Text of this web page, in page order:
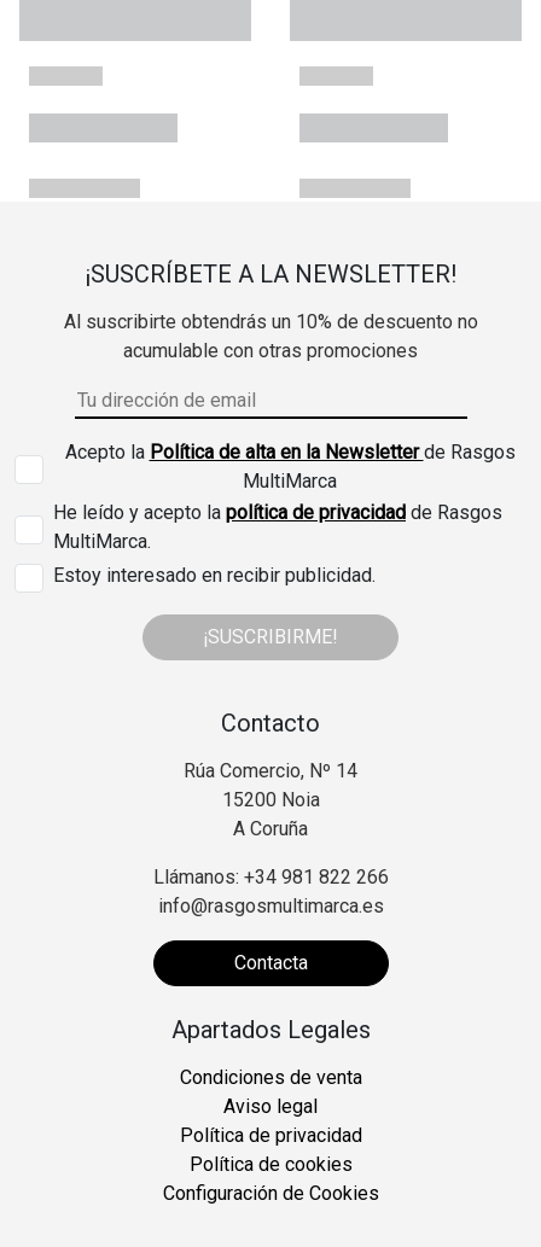
¡SUSCRÍBETE A LA NEWSLETTER!
Al suscribirte obtendrás un 10% de descuento no
acumulable con otras promociones
Acepto la Política de alta en la Newsletterde Rasgos
MultiMarca
He leído y acepto la política de privacidad de Rasgos
MultiMarca.
Estoy interesado en recibir publicidad.
¡SUSCRIBIRME!
Contacto
Rúa Comercio, Nº 14
15200 Noia
A Coruña
Llámanos: +34 981 822 266
info@rasgosmultimarca.es
Contacta
Apartados Legales
Condiciones de venta
Aviso legal
Política de privacidad
Política de cookies
Configuración de Cookies